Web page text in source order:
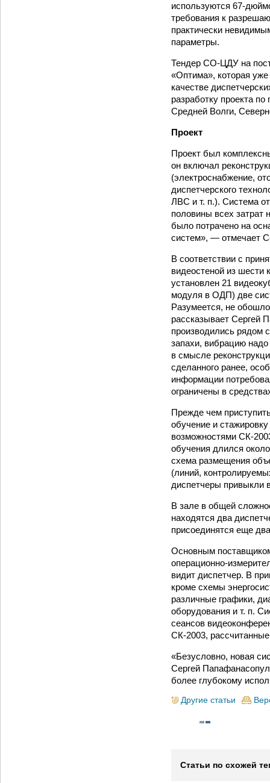
используются 67-
требования к
практически
параметры.
Тендер СО-ЦДУ на
«Оптима», которая
качестве
разработку проекта
Средней Волги,
Проект
Проект был
он включал
(электроснабжение,
диспетчерского
ЛВС и т. п.). Система
половины всех затрат
было потрачено на
систем», — отмечает
В соответствии с
видеостеной из шести
установлен 21
модуля в ОДП) две
Разумеется, не
рассказывает Сергей
производились рядом
запахи, вибрацию
в смысле
сделанного ранее,
информации
ограничены в
Прежде чем
обучение и
возможностями СК-
обучения длился
схема размещения
(линий,
диспетчеры привыкли
В зале в общей
находятся два
присоединятся еще
Основным
операционно-
видит диспетчер. В
кроме схемы
различные графики,
оборудования и т. п.
сеансов
СК-2003,
«Безусловно, новая
Сергей
более глубокому
Другие статьи
Статьи по схожей